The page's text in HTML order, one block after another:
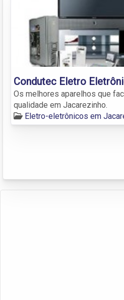
Condutec Eletro
Os melhores aparelhos que
qualidade em Jacarezinho.
Eletro-eletrônicos em